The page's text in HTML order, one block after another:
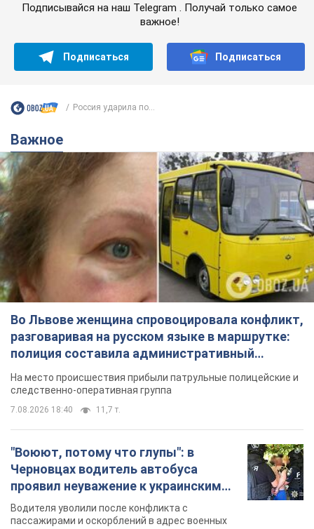
Подписывайся на наш Telegram . Получай только самое
важное!
Подписаться Подписаться
Россия ударила по...
Важное
Во Львове женщина спровоцировала конфликт,
разговаривая на русском языке в маршрутке:
полиция составила административный
протокол. Видео
На место происшествия прибыли патрульные полицейские и
следственно-оперативная группа
7.08.2026 18:40 11,7 т.
"Воюют, потому что глупы": в
Черновцах водитель автобуса
проявил неуважение к украинским
военным и поплатился за это.
Видео
Водителя уволили после конфликта с
пассажирами и оскорблений в адрес военных